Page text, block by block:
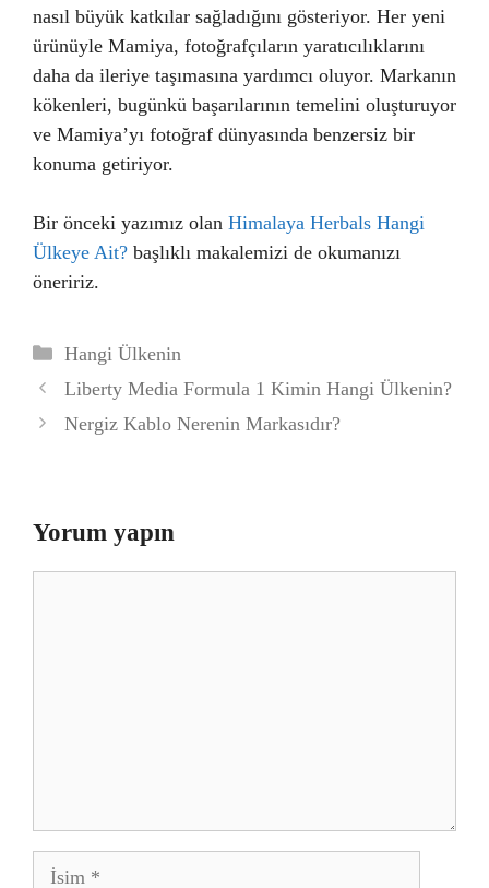
nasıl büyük katkılar sağladığını gösteriyor. Her yeni
ürünüyle Mamiya, fotoğrafçıların yaratıcılıklarını
daha da ileriye taşımasına yardımcı oluyor. Markanın
kökenleri, bugünkü başarılarının temelini oluşturuyor
ve Mamiya’yı fotoğraf dünyasında benzersiz bir
konuma getiriyor.
Bir önceki yazımız olan Himalaya Herbals Hangi
Ülkeye Ait? başlıklı makalemizi de okumanızı
öneririz.
Kategoriler
Hangi Ülkenin
Liberty Media Formula 1 Kimin Hangi Ülkenin?
Nergiz Kablo Nerenin Markasıdır?
Yorum yapın
İsim